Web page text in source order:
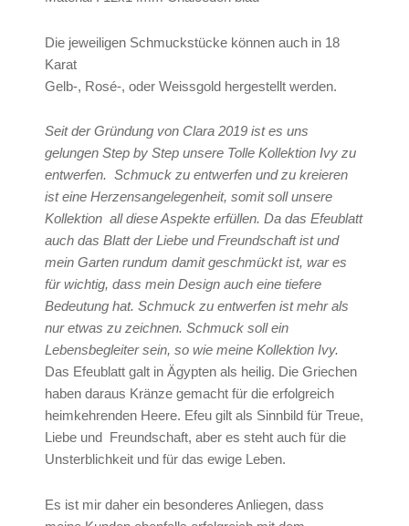
Die jeweiligen Schmuckstücke können auch in 18
Karat
Gelb-, Rosé-, oder Weissgold hergestellt werden.
Seit der Gründung von Clara 2019 ist es uns
gelungen Step by Step unsere Tolle Kollektion Ivy zu
entwerfen. Schmuck zu entwerfen und zu kreieren
ist eine Herzensangelegenheit, somit soll unsere
Kollektion all diese Aspekte erfüllen. Da das Efeublatt
auch das Blatt der Liebe und Freundschaft ist und
mein Garten rundum damit geschmückt ist, war es
für wichtig, dass mein Design auch eine tiefere
Bedeutung hat. Schmuck zu entwerfen ist mehr als
nur etwas zu zeichnen. Schmuck soll ein
Lebensbegleiter sein, so wie meine Kollektion Ivy.
Das Efeublatt galt in Ägypten als heilig. Die Griechen
haben daraus Kränze gemacht für die erfolgreich
heimkehrenden Heere. Efeu gilt als Sinnbild für Treue,
Liebe und Freundschaft, aber es steht auch für die
Unsterblichkeit und für das ewige Leben.
Es ist mir daher ein besonderes Anliegen, dass